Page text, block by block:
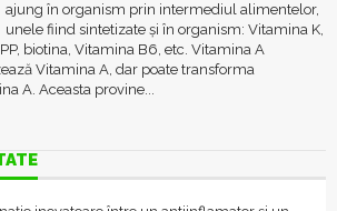
ajung în organism prin intermediul alimentelor,
unele fiind sintetizate și în organism: Vitamina K,
biotina, Vitamina B6, etc. Vitamina A
Vitamina A, dar poate transforma
A. Aceasta provine...